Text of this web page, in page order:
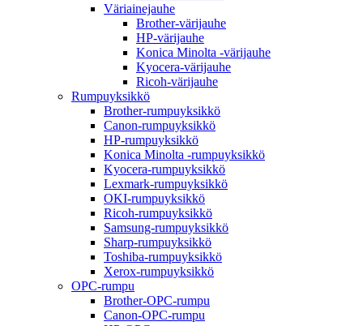
Väriainejauhe
Brother-värijauhe
HP-värijauhe
Konica Minolta -värijauhe
Kyocera-värijauhe
Ricoh-värijauhe
Rumpuyksikkö
Brother-rumpuyksikkö
Canon-rumpuyksikkö
HP-rumpuyksikkö
Konica Minolta -rumpuyksikkö
Kyocera-rumpuyksikkö
Lexmark-rumpuyksikkö
OKI-rumpuyksikkö
Ricoh-rumpuyksikkö
Samsung-rumpuyksikkö
Sharp-rumpuyksikkö
Toshiba-rumpuyksikkö
Xerox-rumpuyksikkö
OPC-rumpu
Brother-OPC-rumpu
Canon-OPC-rumpu